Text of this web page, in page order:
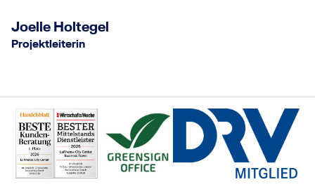
Joelle Holtegel
Projektleiterin